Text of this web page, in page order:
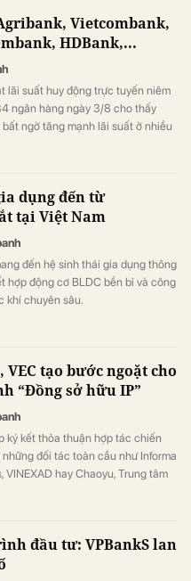
Vietcombank,
HDBank,...
lãi suất huy động trực tuyến niêm
ngân hàng ngày 3/8 cho thấy
bất ngờ tăng mạnh lãi suất ở nhiều
dụng đến từ
tại Việt Nam
đến hệ sinh thái gia dụng thông
hợp động cơ BLDC bền bỉ và công
khí chuyên sâu.
tạo bước ngoặt cho
“Đồng sở hữu IP”
ký kết thỏa thuận hợp tác chiến
đối tác toàn cầu như Informa
VINEXAD hay Chaoyu, Trung tâm
đầu tư: VPBankS lan